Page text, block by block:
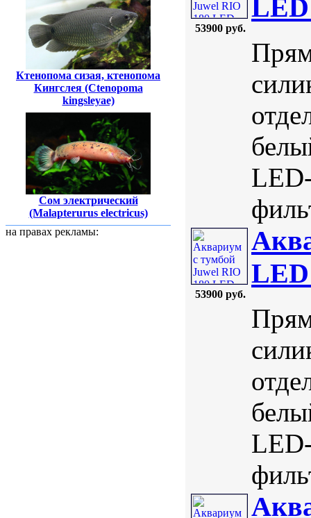
Ктенопома сизая, ктенопома
Кингслея (Ctenopoma
kingsleyae)
Сом электрический
(Malapterurus electricus)
на правах рекламы:
53900 руб.
53900 руб.
LED